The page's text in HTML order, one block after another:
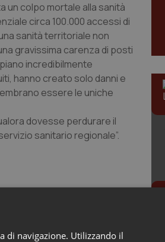
un colpo mortale alla sanità
circa 100.000 accessi di
sanità territoriale non
gravissima carenza di posti
incredibilmente
hanno creato solo danni e
essere le uniche
dovesse perdurare il
sanitario regionale”.
di navigazione. Utilizzando il